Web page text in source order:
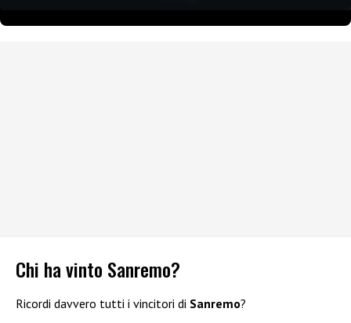
Chi ha vinto Sanremo?
Ricordi davvero tutti i vincitori di Sanremo?